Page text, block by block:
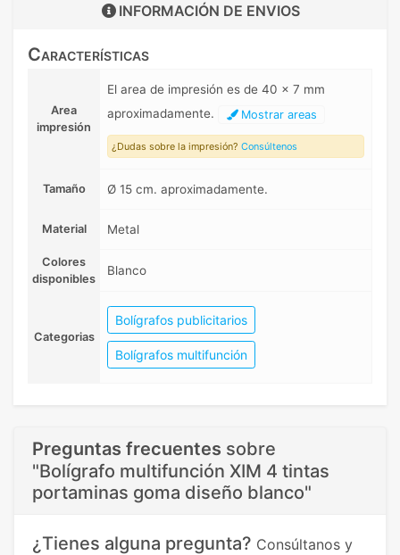
INFORMACIÓN DE ENVIOS
Características
Area
impresión
El area de impresión es de 40 x 7 mm
aproximadamente.
Mostrar areas
¿Dudas sobre la impresión? Consúltenos
Tamaño Ø 15 cm. aproximadamente.
Material Metal
Colores
disponibles
Blanco
Categorias
Bolígrafos publicitarios
Bolígrafos multifunción
Preguntas frecuentes sobre
"Bolígrafo multifunción XIM 4 tintas
portaminas goma diseño blanco"
¿Tienes alguna pregunta? Consúltanos y